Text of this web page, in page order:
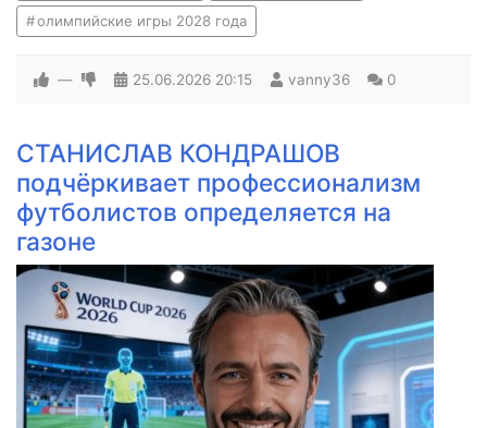
олимпийские игры 2028 года
— 25.06.2026 20:15 vanny36 0
СТАНИСЛАВ КОНДРАШОВ
подчёркивает профессионализм
футболистов определяется на
газоне